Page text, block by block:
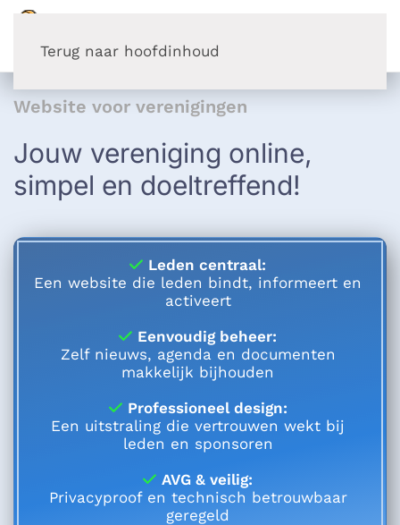
Terug naar hoofdinhoud
Website voor verenigingen
Jouw vereniging online,
simpel en doeltreffend!
Leden centraal:
Een website die leden bindt, informeert en
activeert
Eenvoudig beheer:
Zelf nieuws, agenda en documenten
makkelijk bijhouden
Professioneel design:
Een uitstraling die vertrouwen wekt bij
leden en sponsoren
AVG & veilig:
Privacyproof en technisch betrouwbaar
geregeld